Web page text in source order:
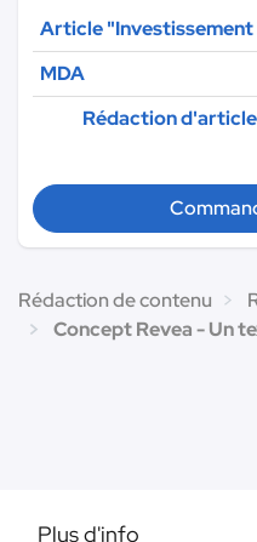
Article
MDA
Rédaction
Rédaction de contenu
Concept Revea - Un
Plus d'info